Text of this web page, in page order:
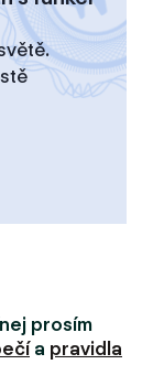
prosím
a pravidla